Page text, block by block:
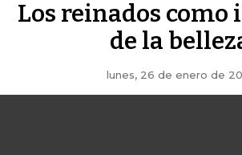
Los reinados
de la
lunes, 26 de enero de